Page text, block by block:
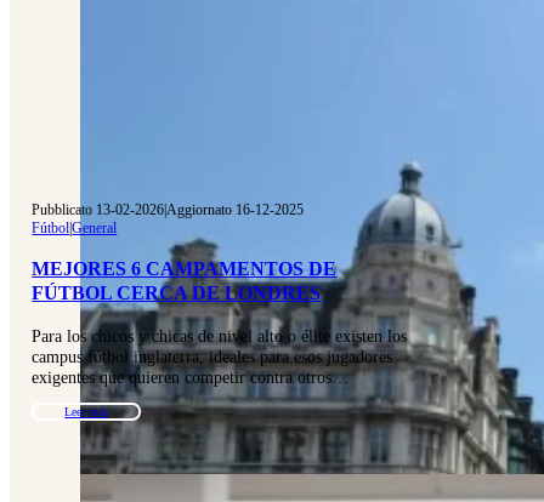
Pubblicato 13-02-2026|Aggiornato 16-12-2025
Fútbol|General
MEJORES 6 CAMPAMENTOS DE
FÚTBOL CERCA DE LONDRES
Para los chicos y chicas de nivel alto o élite existen los
campus fútbol inglaterra, ideales para esos jugadores
exigentes que quieren competir contra otros…
Leer más